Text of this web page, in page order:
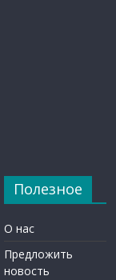
Полезное
О нас
Предложить
новость